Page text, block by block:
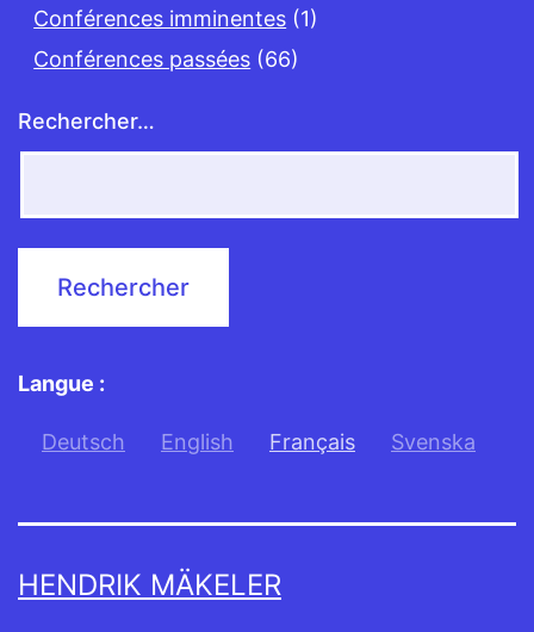
Conférences imminentes (1)
Conférences passées (66)
Rechercher…
Langue :
Deutsch English Français Svenska
HENDRIK MÄKELER